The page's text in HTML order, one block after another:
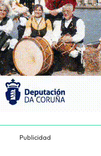
Publicidad